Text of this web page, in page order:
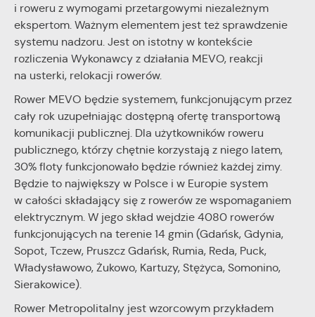
i roweru z wymogami przetargowymi niezależnym
ekspertom. Ważnym elementem jest też sprawdzenie
systemu nadzoru. Jest on istotny w kontekście
rozliczenia Wykonawcy z działania MEVO, reakcji
na usterki, relokacji rowerów.
Rower MEVO będzie systemem, funkcjonującym przez
cały rok uzupełniając dostępną ofertę transportową
komunikacji publicznej. Dla użytkowników roweru
publicznego, którzy chętnie korzystają z niego latem,
30% floty funkcjonowało będzie również każdej zimy.
Będzie to największy w Polsce i w Europie system
w całości składający się z rowerów ze wspomaganiem
elektrycznym. W jego skład wejdzie 4080 rowerów
funkcjonujących na terenie 14 gmin (Gdańsk, Gdynia,
Sopot, Tczew, Pruszcz Gdańsk, Rumia, Reda, Puck,
Władysławowo, Żukowo, Kartuzy, Stężyca, Somonino,
Sierakowice).
Rower Metropolitalny jest wzorcowym przykładem